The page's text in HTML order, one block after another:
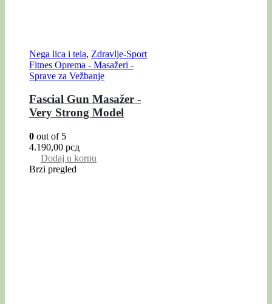
Nega lica i tela, Zdravlje-Sport
Fitnes Oprema - Masažeri -
Sprave za Vežbanje
Fascial Gun Masažer -
Very Strong Model
0 out of 5
4.190,00 рсд
Dodaj u korpu
Brzi pregled